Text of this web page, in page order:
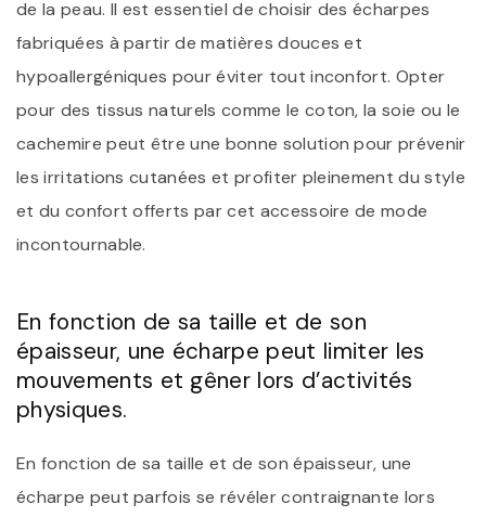
de la peau. Il est essentiel de choisir des écharpes
fabriquées à partir de matières douces et
hypoallergéniques pour éviter tout inconfort. Opter
pour des tissus naturels comme le coton, la soie ou le
cachemire peut être une bonne solution pour prévenir
les irritations cutanées et profiter pleinement du style
et du confort offerts par cet accessoire de mode
incontournable.
En fonction de sa taille et de son
épaisseur, une écharpe peut limiter les
mouvements et gêner lors d’activités
physiques.
En fonction de sa taille et de son épaisseur, une
écharpe peut parfois se révéler contraignante lors